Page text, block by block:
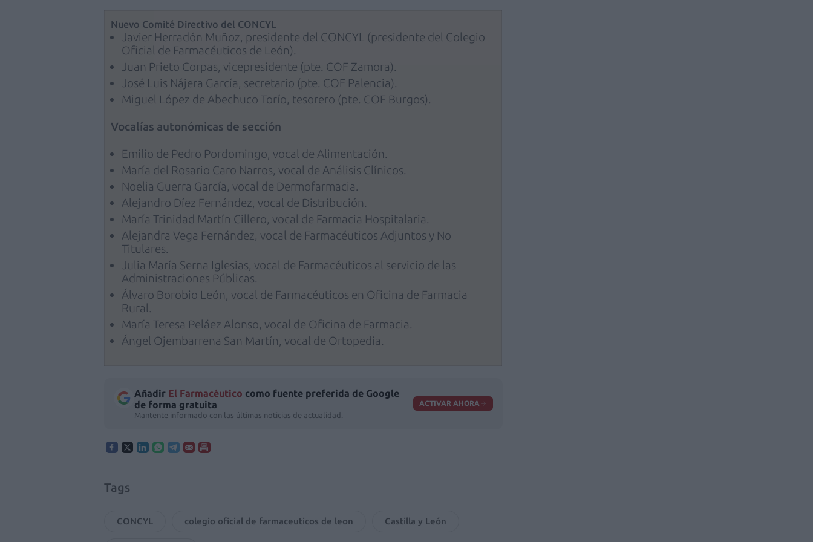
Nuevo Comité Directivo del CONCYL
Javier Herradón Muñoz, presidente del CONCYL (presidente del Colegio
Oficial de Farmacéuticos de León).
Juan Prieto Corpas, vicepresidente (pte. COF Zamora).
José Luis Nájera García, secretario (pte. COF Palencia).
Miguel López de Abechuco Torío, tesorero (pte. COF Burgos).
Vocalías autonómicas de sección
Emilio de Pedro Pordomingo, vocal de Alimentación.
María del Rosario Caro Narros, vocal de Análisis Clínicos.
Noelia Guerra García, vocal de Dermofarmacia.
Alejandro Díez Fernández, vocal de Distribución.
María Trinidad Martín Cillero, vocal de Farmacia Hospitalaria.
Alejandra Vega Fernández, vocal de Farmacéuticos Adjuntos y No
Titulares.
Julia María Serna Iglesias, vocal de Farmacéuticos al servicio de las
Administraciones Públicas.
Álvaro Borobio León, vocal de Farmacéuticos en Oficina de Farmacia
Rural.
María Teresa Peláez Alonso, vocal de Oficina de Farmacia.
Ángel Ojembarrena San Martín, vocal de Ortopedia.
Añadir El Farmacéutico como fuente preferida de Google
de forma gratuita
Mantente informado con las últimas noticias de actualidad.
ACTIVAR AHORA
Tags
CONCYL colegio oficial de farmaceuticos de leon Castilla y León